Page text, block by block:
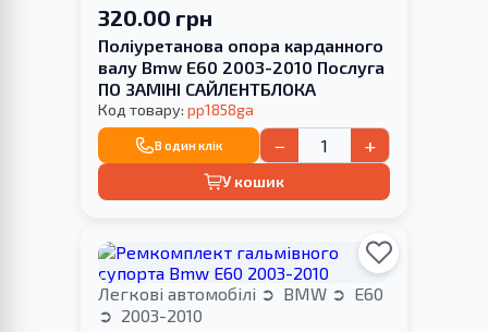
320.00 грн
Поліуретанова опора карданного
валу Bmw E60 2003-2010 Послуга
ПО ЗАМІНІ САЙЛЕНТБЛОКА
Код товару: pp1858ga
В один клік − +
У кошик
Легкові автомобілі BMW
E60
2003-2010